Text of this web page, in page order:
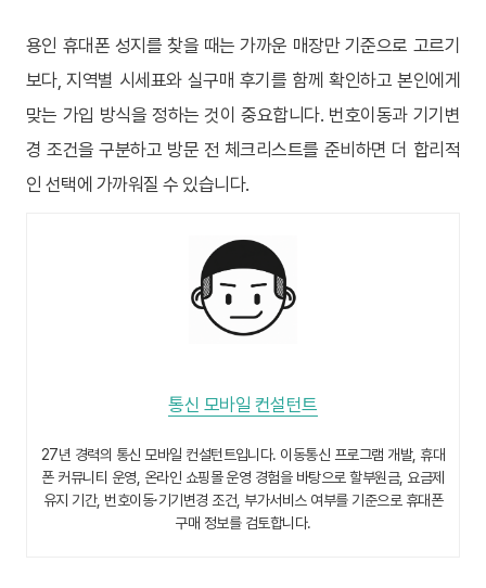
용인 휴대폰 성지를 찾을 때는 가까운 매장만 기준으로 고르기
보다, 지역별 시세표와 실구매 후기를 함께 확인하고 본인에게
맞는 가입 방식을 정하는 것이 중요합니다. 번호이동과 기기변
경 조건을 구분하고 방문 전 체크리스트를 준비하면 더 합리적
인 선택에 가까워질 수 있습니다.
통신 모바일 컨설턴트
27년 경력의 통신 모바일 컨설턴트입니다. 이동통신 프로그램 개발, 휴대
폰 커뮤니티 운영, 온라인 쇼핑몰 운영 경험을 바탕으로 할부원금, 요금제
유지 기간, 번호이동·기기변경 조건, 부가서비스 여부를 기준으로 휴대폰
구매 정보를 검토합니다.